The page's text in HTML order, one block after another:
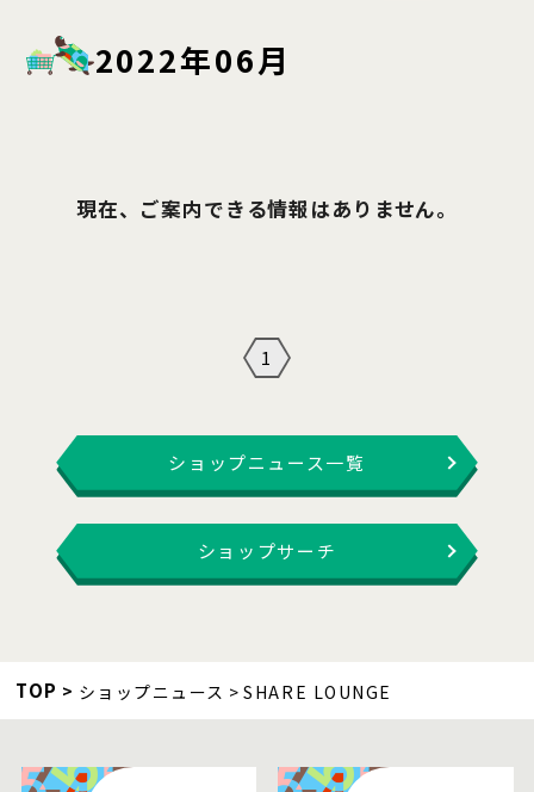
2022年06月
現在、ご案内できる情報はありません。
1
ショップニュース一覧
ショップサーチ
TOP ショップニュース SHARE LOUNGE